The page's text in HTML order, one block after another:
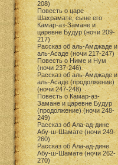
208)
Повесть о царе
Шахрамате, сыне его
Камар-аз-Замане и
царевне Будур (ночи 209-
217)
Рассказ об аль-Амджаде и
аль-Асаде (ночи 217-247)
Повесть о Ниме и Нум
(ночи 237-246)
Рассказ об аль-Амджаде и
аль-Асаде (продолжение)
(ночи 247-248)
Повесть о Камар-аз-
Замане и царевне Будур
(продолжение) (ночи 248-
249)
Рассказ об Ала-ад-дине
Абу-ш-Шамате (ночи 249-
260)
Рассказ об Ала-ад-дине
Абу-ш-Шамате (ночи 262-
270)